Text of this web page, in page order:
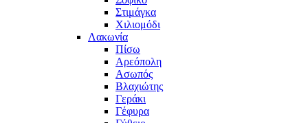
Στιμάγκα
Χιλιομόδι
Λακωνία
Πίσω
Αρεόπολη
Ασωπός
Βλαχιώτης
Γεράκι
Γέφυρα